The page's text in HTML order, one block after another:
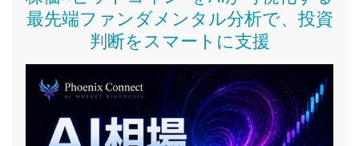
最先端ファンダメンタル分析で、投資
判断をスマートに支援